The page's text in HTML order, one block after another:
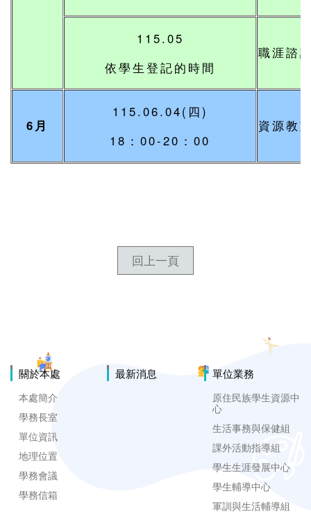
115.05
依學生登記的時間
職涯諮
6月
115.06.04(四)
18：00-20：00
資源教
回上一頁
關於本處
本處簡介
學務長室
單位資訊
地理位置
學務會議
學務信箱
最新消息 單位業務
原住民族學生資源中
心
生活事務與保健組
課外活動指導組
學生生涯發展中心
學生輔導中心
軍訓與生活輔導組